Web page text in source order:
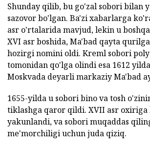
Shunday qilib, bu go'zal sobori bilan
sazovor bo'lgan. Ba'zi xabarlarga
asr o'rtalarida mavjud, lekin u
XVI asr boshida, Ma'bad qayta
hozirgi nomini oldi. Kreml sobori
tomonidan qo'lga olindi esa 1612
Moskvada deyarli markaziy Ma'bad
1655-yilda u sobori bino va tosh
tiklashga qaror qildi. XVII asr
yakunlandi, va sobori muqaddas
me'morchiligi uchun juda qiziq.